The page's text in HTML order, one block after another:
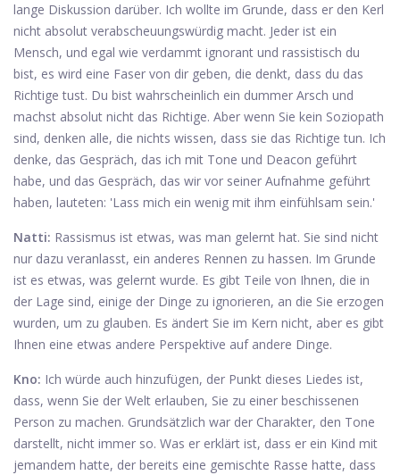
lange Diskussion darüber. Ich wollte im Grunde, dass er den Kerl
nicht absolut verabscheuungswürdig macht. Jeder ist ein
Mensch, und egal wie verdammt ignorant und rassistisch du
bist, es wird eine Faser von dir geben, die denkt, dass du das
Richtige tust. Du bist wahrscheinlich ein dummer Arsch und
machst absolut nicht das Richtige. Aber wenn Sie kein Soziopath
sind, denken alle, die nichts wissen, dass sie das Richtige tun. Ich
denke, das Gespräch, das ich mit Tone und Deacon geführt
habe, und das Gespräch, das wir vor seiner Aufnahme geführt
haben, lauteten: 'Lass mich ein wenig mit ihm einfühlsam sein.'
Natti: Rassismus ist etwas, was man gelernt hat. Sie sind nicht
nur dazu veranlasst, ein anderes Rennen zu hassen. Im Grunde
ist es etwas, was gelernt wurde. Es gibt Teile von Ihnen, die in
der Lage sind, einige der Dinge zu ignorieren, an die Sie erzogen
wurden, um zu glauben. Es ändert Sie im Kern nicht, aber es gibt
Ihnen eine etwas andere Perspektive auf andere Dinge.
Kno: Ich würde auch hinzufügen, der Punkt dieses Liedes ist,
dass, wenn Sie der Welt erlauben, Sie zu einer beschissenen
Person zu machen. Grundsätzlich war der Charakter, den Tone
darstellt, nicht immer so. Was er erklärt ist, dass er ein Kind mit
jemandem hatte, der bereits eine gemischte Rasse hatte, dass